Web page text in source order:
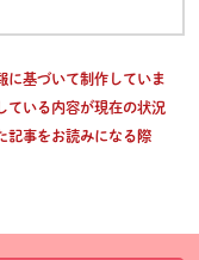
に基づいて制作していま
ている内容が現在の状況
記事をお読みになる際